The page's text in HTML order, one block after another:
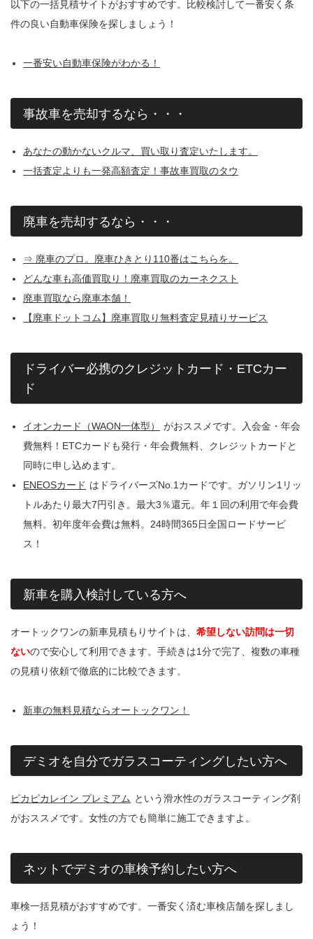
以下の一括見積サイトがおすすめです。比較検討して一番安く条
件の良い自動車保険を探しましょう！
一番安い自動車保険がわかる！
事故車を売却するなら・・・
あなたの動かないクルマ、買い取り査定いたします。
一括査定よりも一発高額査定！事故車買取のタウ
廃車を売却するなら・・・
⇒ 廃車のプロ。廃車ひきとり110番はこちらを。
どんな車も高価買取り！廃車買取のカーネクスト
廃車買取なら廃車本舗！
【廃車ドットコム】廃車買取り無料査定見積りサービス
ドライバー必携のクレジットカード・ETCカー
ド
イオンカード（WAON一体型）
がおススメです。入会金・年会
費無料！ETCカードも発行・年会費無料、クレジットカードと
同時に申し込めます。
ENEOSカード はドライバーズNo.1カードです。ガソリン1リッ
トルあたり最大7円引き。最大3％還元。年１回の利用で年会費
無料。初年度年会費は無料。24時間365日全国ロードサービ
ス！
新車を購入検討している方へ
オートックワンの新車見積もりサイトは、 希望しない訪問は一切
ないので安心して利用できます。手続きは1分で完了、複数の車種
の見積り依頼で徹底的に比較できます。
新車の無料見積ならオートックワン！
デミオを自分でガラスコーティングしたい方へ
ピカピカレイン プレミアム という滑水性のガラスコーティング剤
がおススメです。女性の方でも簡単に施工できますよ。
ネットでデミオの車検予約したい方へ
車検一括見積がおすすめです。一番安く済む車検店舗を探しまし
ょう！